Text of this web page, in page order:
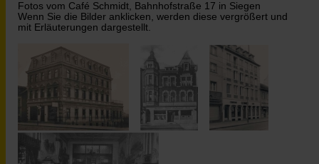
Fotos vom Café Schmidt, Bahnhofstraße 17 in Siegen
Wenn Sie die Bilder anklicken, werden diese vergrößert und
mit Erläuterungen dargestellt.